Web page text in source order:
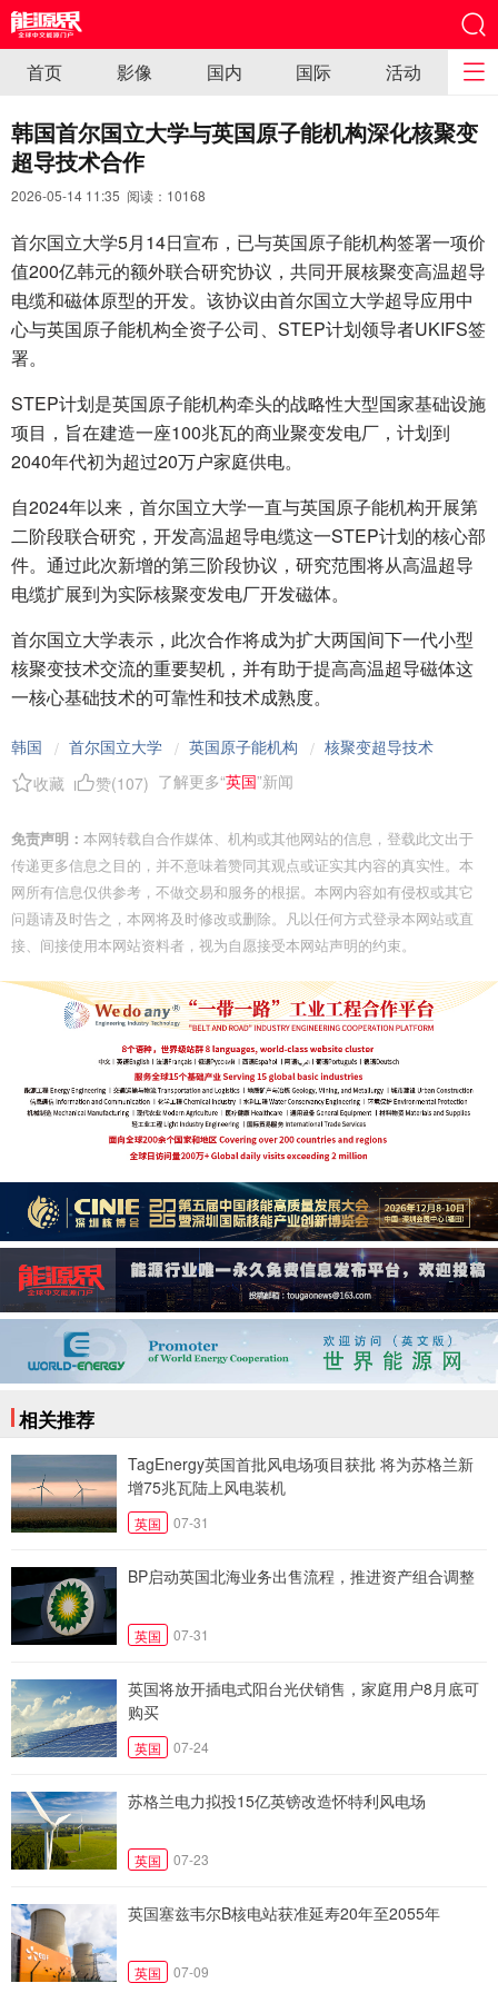
首页 影像 国内 国际 活动
韩国首尔国立大学与英国原子能机构深化核聚变
超导技术合作
2026-05-14 11:35 阅读： 10168
首尔国立大学5月14日宣布，已与英国原子能机构签署一项价
值200亿韩元的额外联合研究协议，共同开展核聚变高温超导
电缆和磁体原型的开发。该协议由首尔国立大学超导应用中
心与英国原子能机构全资子公司、STEP计划领导者UKIFS签
署。
STEP计划是英国原子能机构牵头的战略性大型国家基础设施
项目，旨在建造一座100兆瓦的商业聚变发电厂，计划到
2040年代初为超过20万户家庭供电。
自2024年以来，首尔国立大学一直与英国原子能机构开展第
二阶段联合研究，开发高温超导电缆这一STEP计划的核心部
件。通过此次新增的第三阶段协议，研究范围将从高温超导
电缆扩展到为实际核聚变发电厂开发磁体。
首尔国立大学表示，此次合作将成为扩大两国间下一代小型
核聚变技术交流的重要契机，并有助于提高高温超导磁体这
一核心基础技术的可靠性和技术成熟度。
韩国 / 首尔国立大学 / 英国原子能机构 / 核聚变超导技术
收藏
赞(107) 了解更多“英国”新闻
免责声明： 本网转载自合作媒体、机构或其他网站的信息，登载此文出于
传递更多信息之目的，并不意味着赞同其观点或证实其内容的真实性。本
网所有信息仅供参考，不做交易和服务的根据。本网内容如有侵权或其它
问题请及时告之，本网将及时修改或删除。凡以任何方式登录本网站或直
接、间接使用本网站资料者，视为自愿接受本网站声明的约束。
相关推荐
TagEnergy英国首批风电场项目获批 将为苏格兰新
增75兆瓦陆上风电装机
英国 07-31
BP启动英国北海业务出售流程，推进资产组合调整
英国 07-31
英国将放开插电式阳台光伏销售，家庭用户8月底可
购买
英国 07-24
苏格兰电力拟投15亿英镑改造怀特利风电场
英国 07-23
英国塞兹韦尔B核电站获准延寿20年至2055年
英国 07-09